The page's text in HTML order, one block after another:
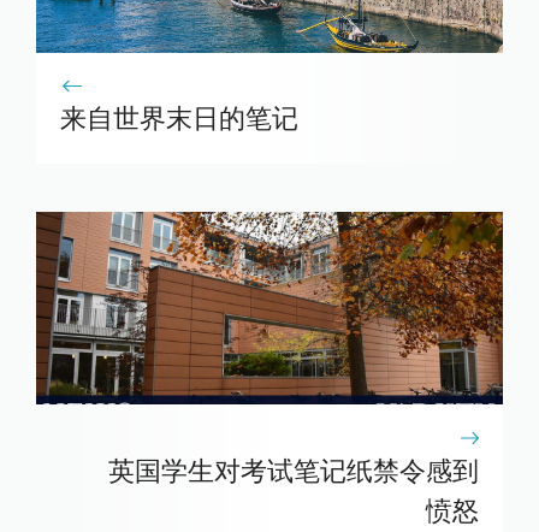
来自世界末日的笔记
英国学生对考试笔记纸禁令感到
愤怒